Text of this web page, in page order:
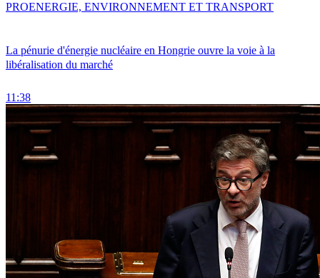
La pénurie d'énergie nucléaire en Hongrie ouvre la voie à la
libéralisation du marché
11:38
PROENERGIE, ENVIRONNEMENT ET TRANSPORT